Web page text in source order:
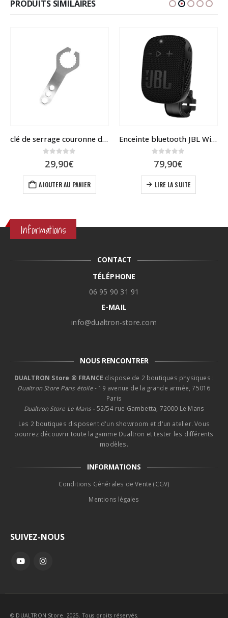
PRODUITS SIMILAIRES
clé de serrage couronne dentée pour Dualtron
29,90€
AJOUTER AU PANIER
Enceinte bluetooth JBL Wind3S avec support guidon
79,90€
LIRE LA SUITE
Informations
CONTACT
TÉLÉPHONE
06 95 90 31 91
E-MAIL
info@dualtron-store.com
NOUS RENCONTRER
DUALTRON Store ® FRANCE dispose de 2 boutiques physiques :
Dualtron Store Paris étoile- 19 avenue de la grande armée, 75016
Paris
Dualtron Store Le Mans - 52/54 rue Gambetta, 72000 Le Mans
Les 2 boutiques disposent d'un showroom et d'un atelier. Vous
pourrez découvrir toute la gamme Dualtron et tester les différents
modèles.
INFORMATIONS
Conditions Générales de Vente (CGV)
Mentions légales
SUIVEZ-NOUS
© DUALTRON Store. 2025. Tous droits réservés.